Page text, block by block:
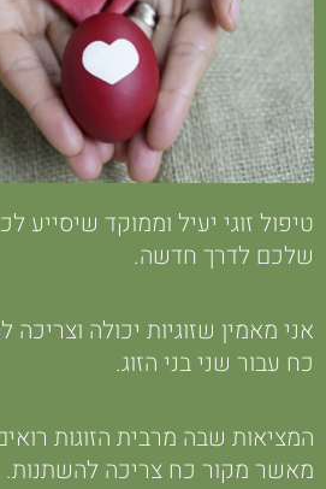
טיפול זוגי יעיל וממוקד שיסייע
שלכם לדרך חדשה.
אני מאמין שזוגיות יכולה
כח עבור שני בני הזוג.
המציאות שבה מרבית הזוגות
מאשר מקור כח צריכה להשתנות.